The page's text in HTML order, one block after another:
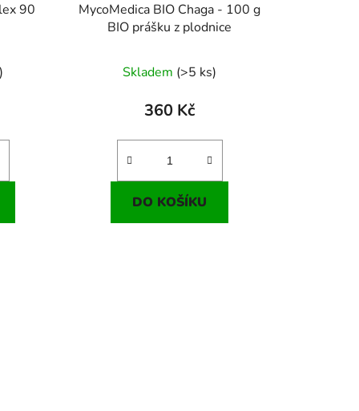
90
MycoMedica BIO Chaga - 100 g
BIO prášku z plodnice
Skladem (>5 ks)
360 Kč
DO KOŠÍKU